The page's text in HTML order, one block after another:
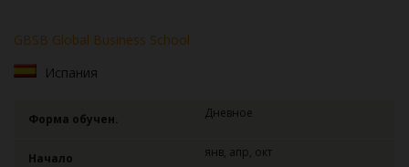
GBSB Global Business School
Испания
Форма обучен. Дневное
Начало янв, апр, окт